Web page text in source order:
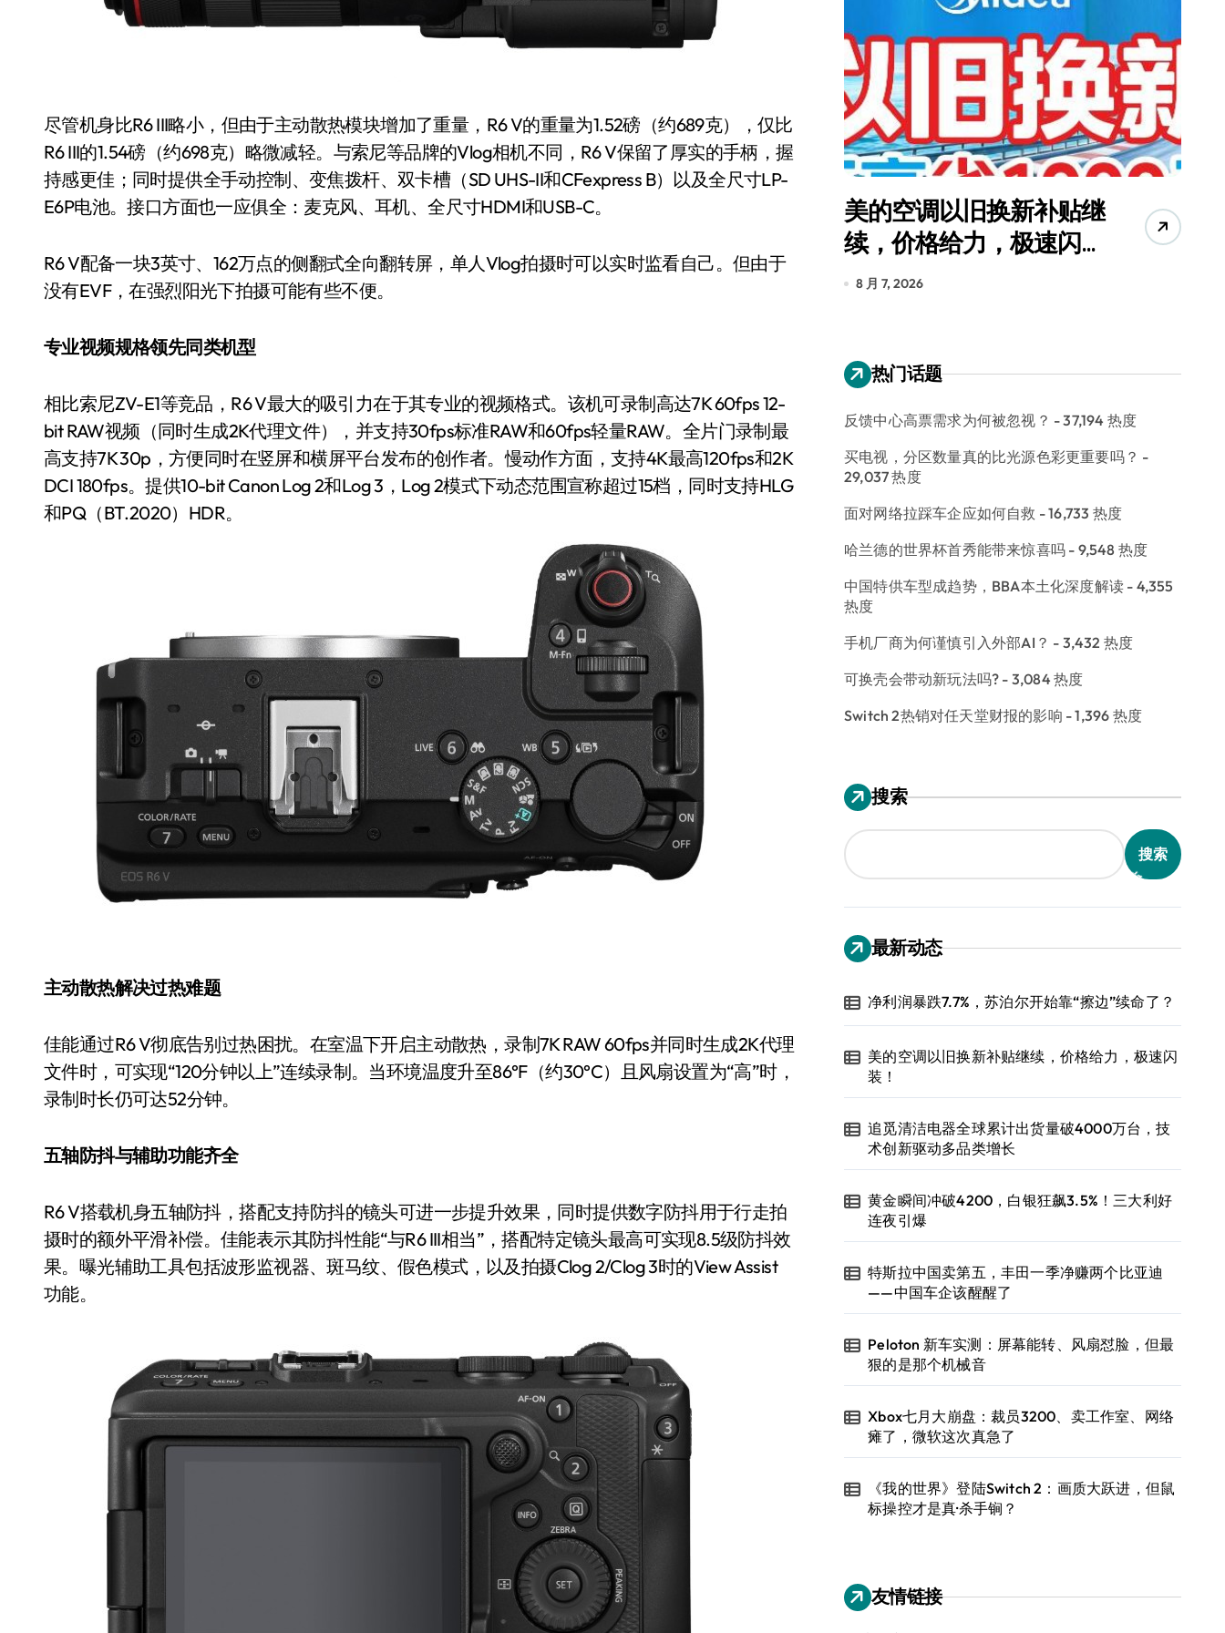
尽管机身比R6 III略小，但由于主动散热模块增加了重量，R6 V的重量为1.52磅（约689克），仅比
R6 III的1.54磅（约698克）略微减轻。与索尼等品牌的Vlog相机不同，R6 V保留了厚实的手柄，握
持感更佳；同时提供全手动控制、变焦拨杆、双卡槽（SD UHS-II和CFexpress B）以及全尺寸LP-
E6P电池。接口方面也一应俱全：麦克风、耳机、全尺寸HDMI和USB-C。
R6 V配备一块3英寸、162万点的侧翻式全向翻转屏，单人Vlog拍摄时可以实时监看自己。但由于
没有EVF，在强烈阳光下拍摄可能有些不便。
专业视频规格领先同类机型
相比索尼ZV-E1等竞品，R6 V最大的吸引力在于其专业的视频格式。该机可录制高达7K 60fps 12-
bit RAW视频（同时生成2K代理文件），并支持30fps标准RAW和60fps轻量RAW。全片门录制最
高支持7K 30p，方便同时在竖屏和横屏平台发布的创作者。慢动作方面，支持4K最高120fps和2K
DCI 180fps。提供10-bit Canon Log 2和Log 3，Log 2模式下动态范围宣称超过15档，同时支持HLG
和PQ（BT.2020）HDR。
主动散热解决过热难题
佳能通过R6 V彻底告别过热困扰。在室温下开启主动散热，录制7K RAW 60fps并同时生成2K代理
文件时，可实现“120分钟以上”连续录制。当环境温度升至86°F（约30°C）且风扇设置为“高”时，
录制时长仍可达52分钟。
五轴防抖与辅助功能齐全
R6 V搭载机身五轴防抖，搭配支持防抖的镜头可进一步提升效果，同时提供数字防抖用于行走拍
摄时的额外平滑补偿。佳能表示其防抖性能“与R6 III相当”，搭配特定镜头最高可实现8.5级防抖效
果。曝光辅助工具包括波形监视器、斑马纹、假色模式，以及拍摄Clog 2/Clog 3时的View Assist
功能。
意：你
净利润暴跌7.7%，苏泊尔
8 月 7, 2026
美的空调以旧换新补贴继
装！
追觅清洁电器全球累计出
货量破4000万台，技术
创新驱动多品类增长
8 月 6, 2026
热门话题
反馈中心高票需求为何被忽视？ - 37,194 热度
买电视，分区数量真的比光源色彩更重要吗？ -
29,037 热度
面对网络拉踩车企应如何自救 - 16,733 热度
哈兰德的世界杯首秀能带来惊喜吗 - 9,548 热度
中国特供车型成趋势，BBA本土化深度解读 - 4,355
热度
手机厂商为何谨慎引入外部AI？ - 3,432 热度
可换壳会带动新玩法吗? - 3,084 热度
Switch 2热销对任天堂财报的影响 - 1,396 热度
搜索
搜索
最新动态
净利润暴跌7.7%，苏泊尔开始靠“擦边”续命了？
美的空调以旧换新补贴继续，价格给力，极速闪
装！
追觅清洁电器全球累计出货量破4000万台，技
术创新驱动多品类增长
黄金瞬间冲破4200，白银狂飙3.5%！三大利好
连夜引爆
特斯拉中国卖第五，丰田一季净赚两个比亚迪
——中国车企该醒醒了
Peloton 新车实测：屏幕能转、风扇怼脸，但最
狠的是那个机械音
Xbox七月大崩盘：裁员3200、卖工作室、网络
瘫了，微软这次真急了
《我的世界》登陆Switch 2：画质大跃进，但鼠
标操控才是真·杀手锏？
友情链接